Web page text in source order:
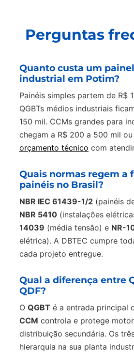
Perguntas
Quanto custa um
industrial em Potim?
Painéis simples partem de R$
QGBTs médios industriais
150 mil. CCMs grandes para
chegam a R$ 200 a 500 mil ou
orçamento técnico com
Quais normas regem a
painéis no Brasil?
NBR IEC 61439-1/2 (painéis
NBR 5410 (instalações
14039 (média tensão) e NR-
elétrica). A DBTEC cumpre
cada projeto entregue.
Qual a diferença entre
QDF?
O QGBT é a entrada principal
CCM controla e protege
distribuição secundária. Os
hierarquia na sua planta